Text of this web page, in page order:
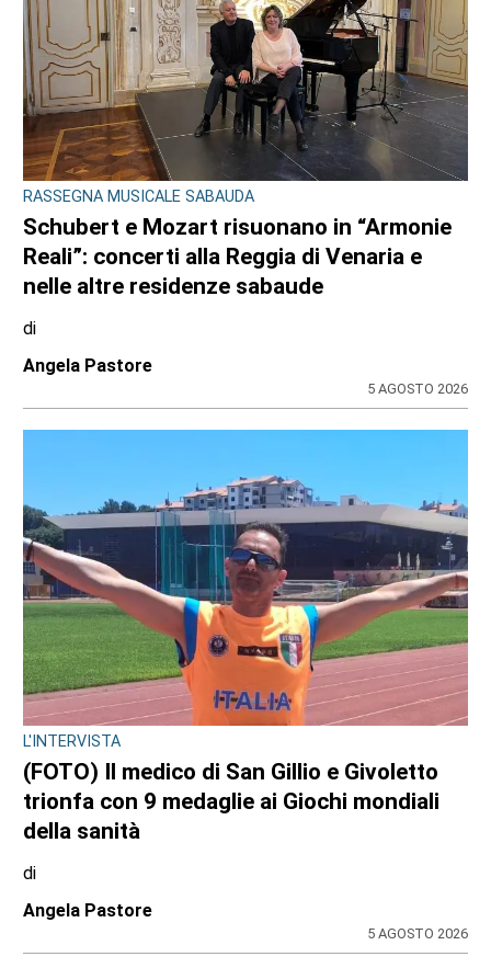
RASSEGNA MUSICALE SABAUDA
Schubert e Mozart risuonano in “Armonie
Reali”: concerti alla Reggia di Venaria e
nelle altre residenze sabaude
di
Angela Pastore
5 AGOSTO 2026
L'INTERVISTA
(FOTO) Il medico di San Gillio e Givoletto
trionfa con 9 medaglie ai Giochi mondiali
della sanità
di
Angela Pastore
5 AGOSTO 2026